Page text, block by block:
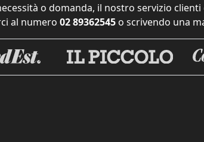
o domanda, il nostro servizio
al numero 02 89362545 o scrivendo una